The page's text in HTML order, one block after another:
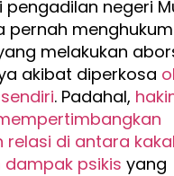
pengadilan negeri
pernah
melakukan
akibat diperkosa
. Padahal,
relasi di antara
psikis yang